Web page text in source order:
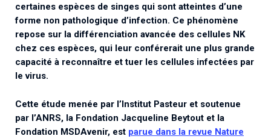
certaines espèces de singes qui sont atteintes d’une
forme non pathologique d’infection. Ce phénomène
repose sur la différenciation avancée des cellules NK
chez ces espèces, qui leur conférerait une plus grande
capacité à reconnaître et tuer les cellules infectées par
le virus.
Cette étude menée par l’Institut Pasteur et soutenue
par l’ANRS, la Fondation Jacqueline Beytout et la
Fondation MSDAvenir, est parue dans la revue Nature